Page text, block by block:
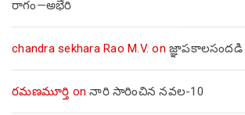
రాగం—అభేరి
chandra sekhara Rao M.V. on జ్ఞాపకాలసందడి
రమణమూర్తి onనారి సారించిన నవల-10